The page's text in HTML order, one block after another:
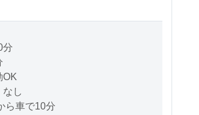
分
OK
なし
ら車で10分